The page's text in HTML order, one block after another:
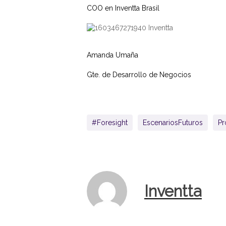
COO en Inventta Brasil
Amanda Umaña
Gte. de Desarrollo de Negocios
#Foresight EscenariosFuturos
Inventta